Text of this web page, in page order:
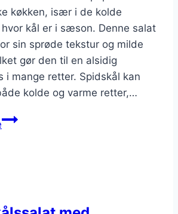
køkken, især i de kolde
hvor kål er i sæson. Denne salat
sin sprøde tekstur og milde
gør den til en alsidig
i mange retter. Spidskål kan
kolde og varme retter,…
Spidskålssalat